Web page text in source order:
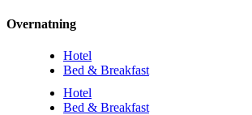
Overnatning
Hotel
Bed & Breakfast
Hotel
Bed & Breakfast